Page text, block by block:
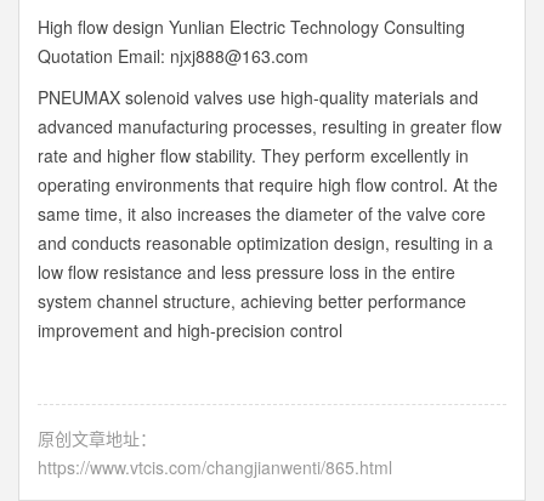
High flow design Yunlian Electric Technology Consulting
Quotation Email: njxj888@163.com
PNEUMAX solenoid valves use high-quality materials and
advanced manufacturing processes, resulting in greater flow
rate and higher flow stability. They perform excellently in
operating environments that require high flow control. At the
same time, it also increases the diameter of the valve core
and conducts reasonable optimization design, resulting in a
low flow resistance and less pressure loss in the entire
system channel structure, achieving better performance
improvement and high-precision control
原创文章地址：
https://www.vtcis.com/changjianwenti/865.html